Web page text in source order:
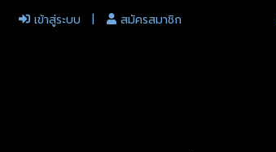
เข้าสู่ระบบ สมัครสมาชิก